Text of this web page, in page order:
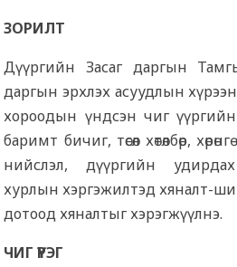
ЗОРИЛТ
Дүүргийн Засаг даргын
даргын эрхлэх асуудлын
хороодын үндсэн чиг
баримт бичиг, төсөл хөтөлбөр,
нийслэл, дүүргийн
хурлын хэргэжилтэд хяналт-
дотоод хяналтыг хэрэгжүүлнэ.
ЧИГ ҮҮРЭГ